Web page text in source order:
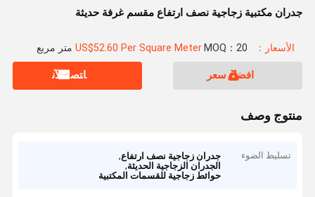
جدران مكتبية زجاجية نصف ارتفاع مقسم غرفة حديثة
الأسعار：US$52.60 Per Square Meter MOQ：20 متر مربع
افضل سعر ﺎﺘﺼﻟ ﺍﻶﻧ
منتوج وصف
تسليط الضوء جدران زجاجية نصف ارتفاع,
الجدران الزجاجية الحديثة,
حوائط زجاجية للقسمات المكتبية